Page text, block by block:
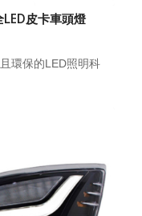
皮卡車頭燈
環保的LED照明科